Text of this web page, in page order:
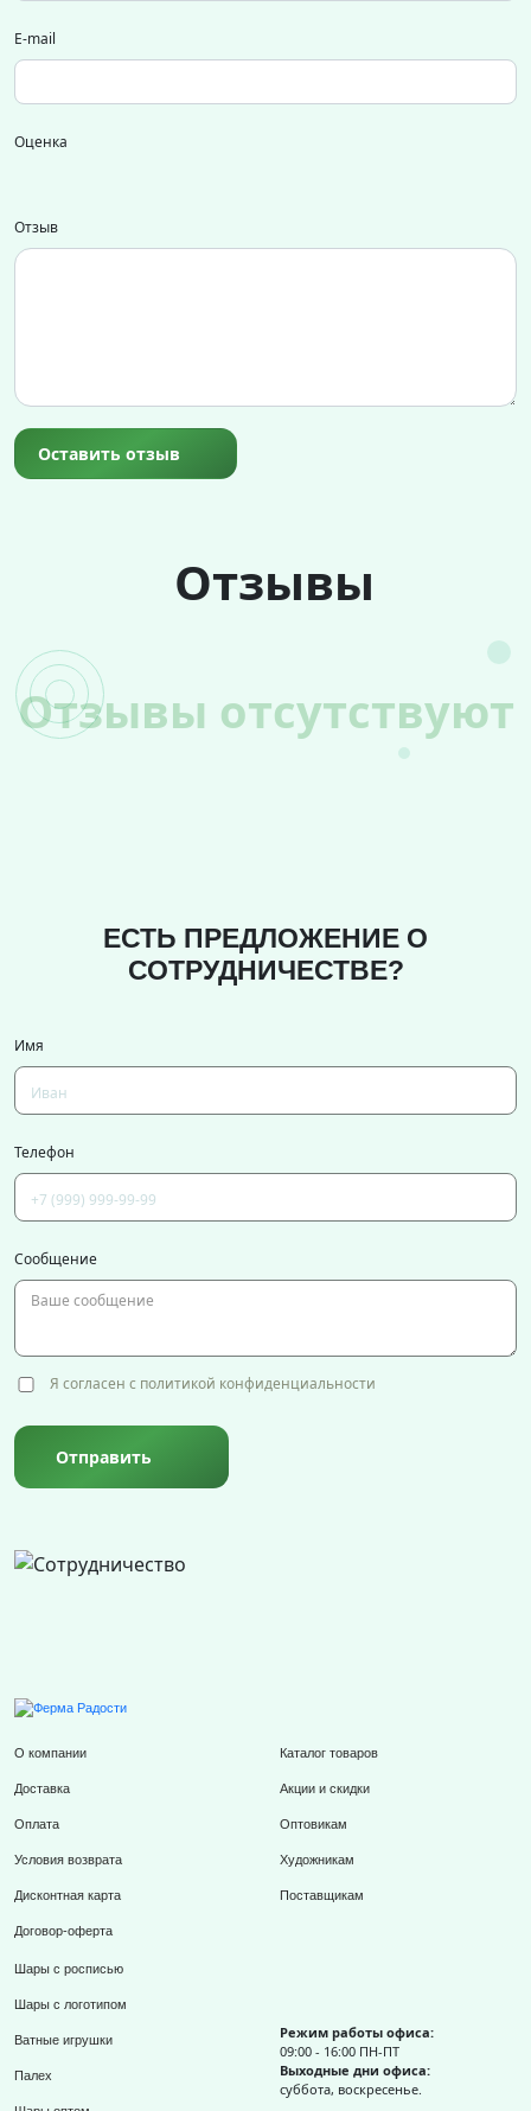
E-mail
Оценка
Отзыв
Оставить отзыв
Отзывы
Отзывы отсутствуют
ЕСТЬ ПРЕДЛОЖЕНИЕ О
СОТРУДНИЧЕСТВЕ?
Имя
Телефон
Сообщение
Я согласен с политикой конфиденциальности
Отправить
О компании
Доставка
Оплата
Условия возврата
Дисконтная карта
Договор-оферта
Каталог товаров
Акции и скидки
Оптовикам
Художникам
Поставщикам
Шары с росписью
Шары с логотипом
Ватные игрушки
Палех
Режим работы офиса:
09:00 - 16:00 ПН-ПТ
Выходные дни офиса:
суббота, воскресенье.